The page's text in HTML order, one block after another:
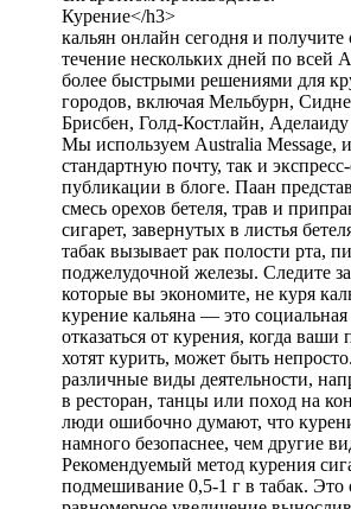
Курение</h3>
кальян онлайн сегодня и получите
течение нескольких дней по всей
более быстрыми решениями для
городов, включая Мельбурн,
Брисбен, Голд-Костлайн,
Мы используем Australia Message,
стандартную почту, так и
публикации в блоге. Паан
смесь орехов бетеля, трав и
сигарет, завернутых в листья
табак вызывает рак полости рта,
поджелудочной железы. Следите
которые вы экономите, не куря
курение кальяна — это социальная
отказаться от курения, когда ваши
хотят курить, может быть
различные виды деятельности,
в ресторан, танцы или поход на
люди ошибочно думают, что
намного безопаснее, чем другие
Рекомендуемый метод курения
подмешивание 0,5-1 г в табак. Это